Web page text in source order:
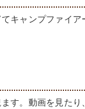
キャンプファイ
す。動画を見たり